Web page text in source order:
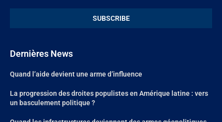
Dernières News
Quand l’aide devient une arme d’influence
La progression des droites populistes en Amérique latine : vers
un basculement politique ?